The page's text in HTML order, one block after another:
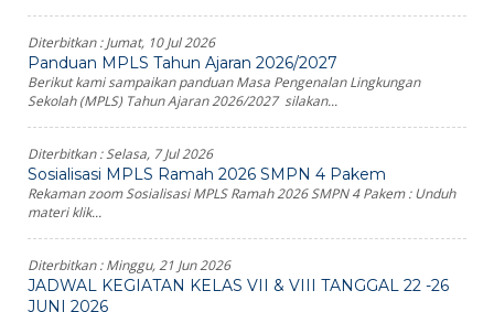
Diterbitkan :Jumat, 10 Jul 2026
Panduan MPLS Tahun Ajaran 2026/2027
Berikut kami sampaikan panduan Masa Pengenalan Lingkungan
Sekolah (MPLS) Tahun Ajaran 2026/2027 silakan...
Diterbitkan :Selasa, 7 Jul 2026
Sosialisasi MPLS Ramah 2026 SMPN 4 Pakem
Rekaman zoom Sosialisasi MPLS Ramah 2026 SMPN 4 Pakem : Unduh
materi klik...
Diterbitkan :Minggu, 21 Jun 2026
JADWAL KEGIATAN KELAS VII & VIII TANGGAL 22 -26
JUNI 2026